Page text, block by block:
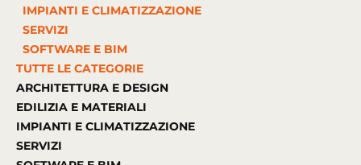
IMPIANTI E CLIMATIZZAZIONE
SERVIZI
SOFTWARE E BIM
TUTTE LE CATEGORIE
ARCHITETTURA E DESIGN
EDILIZIA E MATERIALI
IMPIANTI E CLIMATIZZAZIONE
SERVIZI